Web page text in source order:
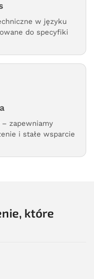
w języku
do specyfiki
zapewniamy
i stałe wsparcie
które